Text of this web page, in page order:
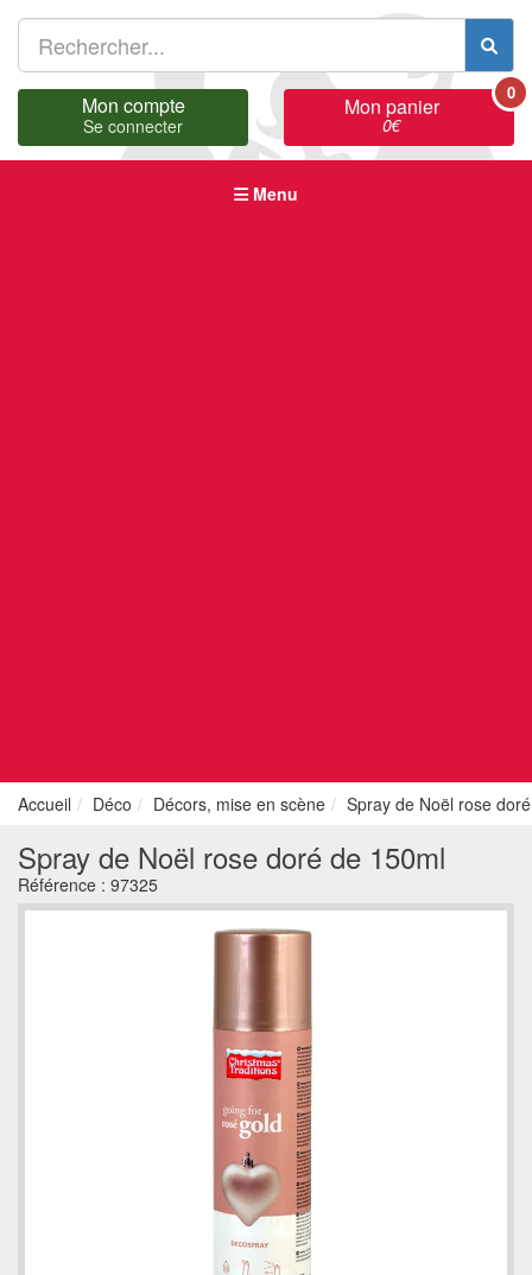
Mon compte
Se connecter
Mon panier
0€
0
Menu
Accueil Déco Décors, mise en scène Spray de Noël rose
Spray de Noël rose doré de 150ml
Référence : 97325